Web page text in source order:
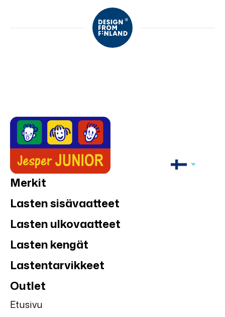
Merkit
Lasten sisävaatteet
Lasten ulkovaatteet
Lasten kengät
Lastentarvikkeet
Outlet
Etusivu